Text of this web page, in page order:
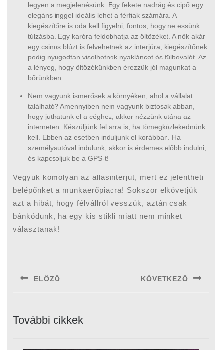
legyen a megjelenésünk. Egy fekete nadrág és cipő egy
elegáns inggel ideális lehet a férfiak számára. A
kiegészítőre is oda kell figyelni, fontos, hogy ne essünk
túlzásba. Egy karóra feldobhatja az öltözéket. A nők akár
egy csinos blúzt is felvehetnek az interjúra, kiegészítőnek
pedig nyugodtan viselhetnek nyakláncot és fülbevalót. Az
a lényeg, hogy öltözékünkben érezzük jól magunkat a
bőrünkben.
Nem vagyunk ismerősek a környéken, ahol a vállalat
található? Amennyiben nem vagyunk biztosak abban,
hogy juthatunk el a céghez, akkor nézzünk utána az
interneten. Készüljünk fel arra is, ha tömegközlekednünk
kell. Ebben az esetben induljunk el korábban. Ha
személyautóval indulunk, akkor is érdemes előbb indulni,
és kapcsoljuk be a GPS-t!
Vegyük komolyan az állásinterjút, mert ez jelentheti
belépőnket a munkaerőpiacra! Sokszor elkövetjük
azt a hibát, hogy félvállról vesszük, aztán csak
bánkódunk, ha egy kis stikli miatt nem minket
választanak!
ELŐZŐ KÖVETKEZŐ
További cikkek